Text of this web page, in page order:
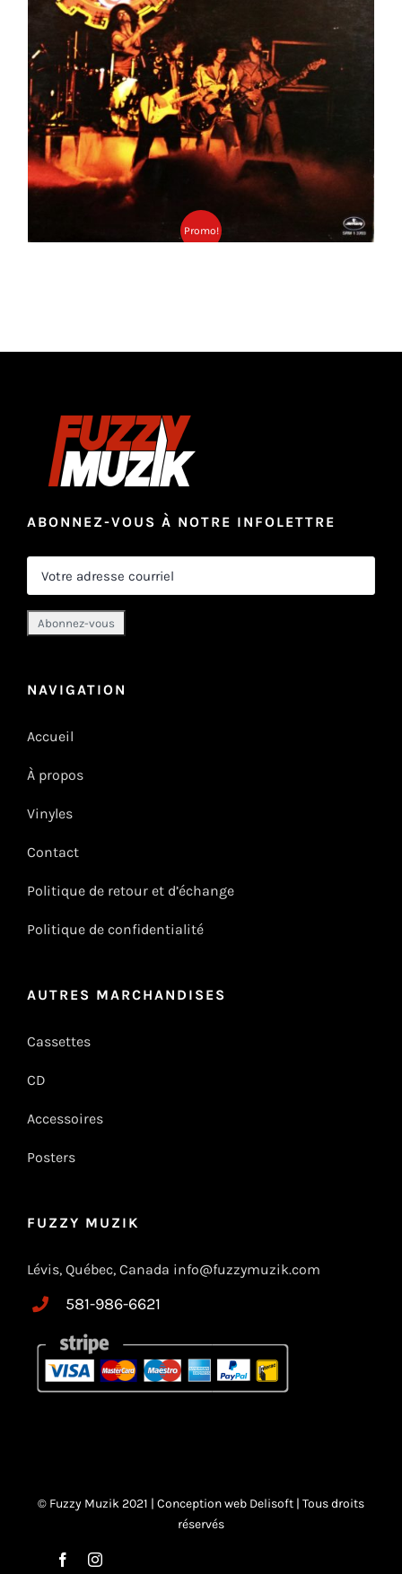
Promo!
Ajouter au panier
ABONNEZ-VOUS À NOTRE INFOLETTRE
NAVIGATION
Accueil
À propos
Vinyles
Contact
Politique de retour et d’échange
Politique de confidentialité
AUTRES MARCHANDISES
Cassettes
CD
Accessoires
Posters
FUZZY MUZIK
Lévis, Québec, Canada info@fuzzymuzik.com
581-986-6621
© Fuzzy Muzik 2021 | Conception web Delisoft | Tous droits
réservés
FacebookInstagram